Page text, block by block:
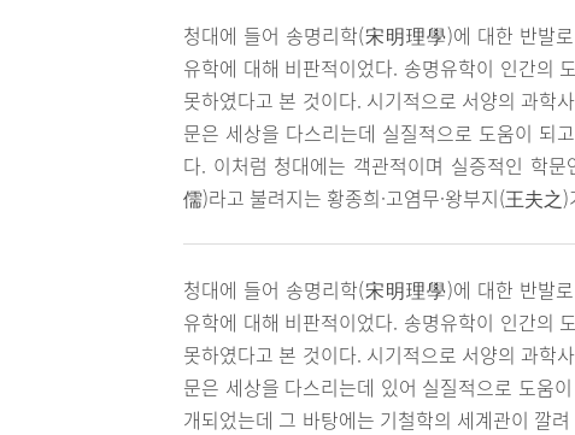
청대에 들어 송명리학(宋明理學)에 대한 반발
유학에 대해 비판적이었다. 송명유학이 인간의
못하였다고 본 것이다. 시기적으로 서양의 과학
문은 세상을 다스리는데 실질적으로 도움이 되
다. 이처럼 청대에는 객관적이며 실증적인 학
儒)라고 불려지는 황종희·고염무·왕부지(王夫之)
청대에 들어 송명리학(宋明理學)에 대한 반발
유학에 대해 비판적이었다. 송명유학이 인간의
못하였다고 본 것이다. 시기적으로 서양의 과학
문은 세상을 다스리는데 있어 실질적으로 도움
개되었는데 그 바탕에는 기철학의 세계관이 깔